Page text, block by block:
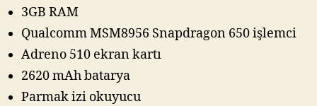
3GB RAM
Qualcomm MSM8956 Snapdragon 650 işlemci
Adreno 510 ekran kartı
2620 mAh batarya
Parmak izi okuyucu